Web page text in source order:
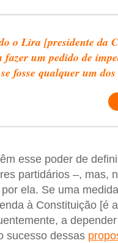
o Lira [presidente da
fazer um pedido de
fosse qualquer um
esse poder de
partidários –, mas,
ela. Se uma
à Constituição [é
a
sucesso dessas